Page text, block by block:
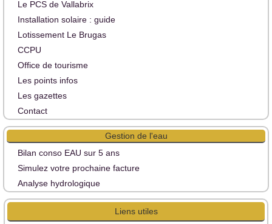
Le PCS de Vallabrix
Installation solaire : guide
Lotissement Le Brugas
CCPU
Office de tourisme
Les points infos
Les gazettes
Contact
Gestion de l'eau
Bilan conso EAU sur 5 ans
Simulez votre prochaine facture
Analyse hydrologique
Liens utiles